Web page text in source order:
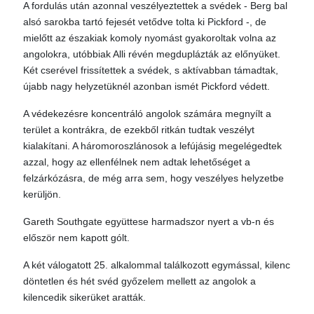
A fordulás után azonnal veszélyeztettek a svédek - Berg bal
alsó sarokba tartó fejesét vetődve tolta ki Pickford -, de
mielőtt az északiak komoly nyomást gyakoroltak volna az
angolokra, utóbbiak Alli révén megduplázták az előnyüket.
Két cserével frissítettek a svédek, s aktívabban támadtak,
újabb nagy helyzetüknél azonban ismét Pickford védett.
A védekezésre koncentráló angolok számára megnyílt a
terület a kontrákra, de ezekből ritkán tudtak veszélyt
kialakítani. A háromoroszlánosok a lefújásig megelégedtek
azzal, hogy az ellenfélnek nem adtak lehetőséget a
felzárkózásra, de még arra sem, hogy veszélyes helyzetbe
kerüljön.
Gareth Southgate együttese harmadszor nyert a vb-n és
először nem kapott gólt.
A két válogatott 25. alkalommal találkozott egymással, kilenc
döntetlen és hét svéd győzelem mellett az angolok a
kilencedik sikerüket aratták.